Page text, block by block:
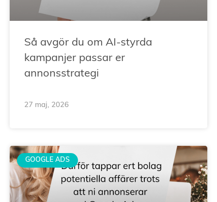
Så avgör du om AI-styrda
kampanjer passar er
annonsstrategi
27 maj, 2026
GOOGLE ADS